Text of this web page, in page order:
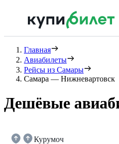
Главная
Авиабилеты
Рейсы из Самары
Самара — Нижневартовск
Дешёвые
Курумоч